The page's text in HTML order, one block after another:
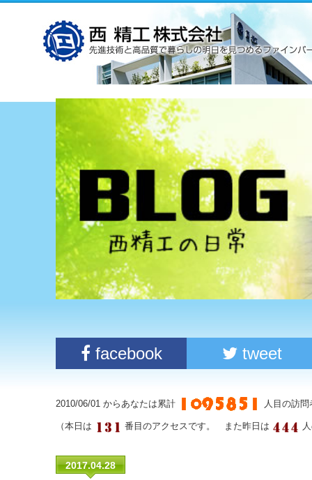
facebook tweet
2010/06/01 からあなたは累計 人目の訪
（本日は 番目のアクセスです。 また昨日は
2017.04.28